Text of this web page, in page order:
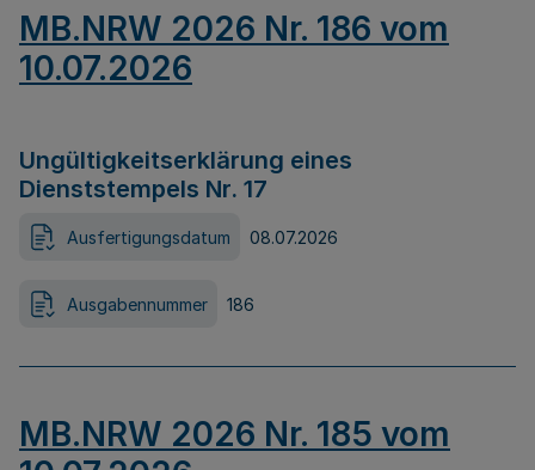
MB.NRW 2026 Nr. 186 vom
10.07.2026
Ungültigkeitserklärung eines
Dienststempels Nr. 17
Ausfertigungsdatum 08.07.2026
Ausgabennummer 186
MB.NRW 2026 Nr. 185 vom